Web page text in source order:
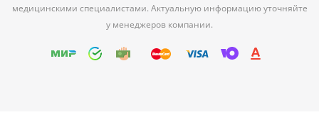
медицинскими специалистами. Актуальную информацию уточняйте
у менеджеров компании.